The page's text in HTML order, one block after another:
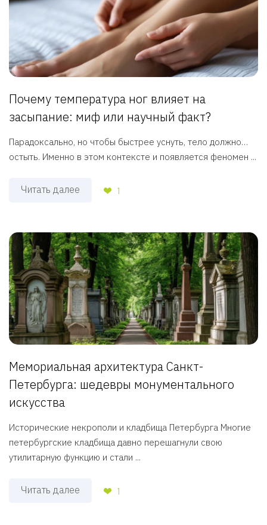
Почему температура ног влияет на
засыпание: миф или научный факт?
Парадоксально, но чтобы быстрее уснуть, тело должно…
остыть. Именно в этом контексте и появляется феномен ...
Читать далее 1
Мемориальная архитектура Санкт-
Петербурга: шедевры монументального
искусства
Исторические некрополи и кладбища Петербурга Многие
петербургские кладбища давно перешагнули свою
утилитарную функцию и стали ...
Читать далее 1